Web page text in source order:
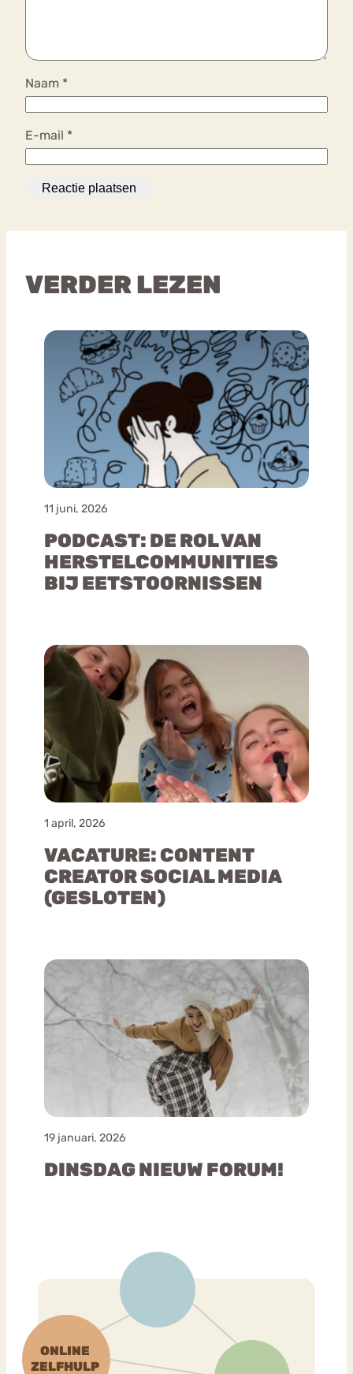
Naam *
E-mail *
VERDER LEZEN
11 juni, 2026
PODCAST: DE ROL VAN
HERSTELCOMMUNITIES
BIJ EETSTOORNISSEN
1 april, 2026
VACATURE: CONTENT
CREATOR SOCIAL MEDIA
(GESLOTEN)
19 januari, 2026
DINSDAG NIEUW FORUM!